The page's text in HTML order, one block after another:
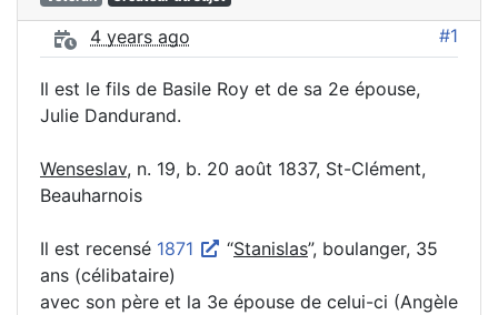
4 years ago #1
Il est le fils de Basile Roy et de sa 2e épouse,
Julie Dandurand.
Wenseslav, n. 19, b. 20 août 1837, St-Clément,
Beauharnois
Il est recensé 1871 “Stanislas”, boulanger, 35
ans (célibataire)
avec son père et la 3e épouse de celui-ci (Angèle